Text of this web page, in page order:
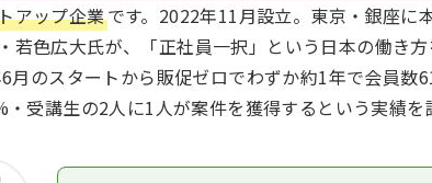
アップ企業です。2022年11月設立。東京・銀座に
若色広大氏が、「正社員一択」という日本の働き
月のスタートから販促ゼロでわずか約1年で会員数
受講生の2人に1人が案件を獲得するという実績を